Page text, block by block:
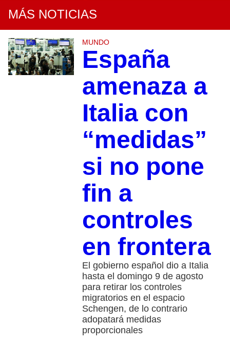
MÁS NOTICIAS
MUNDO
España
amenaza a
Italia con
“medidas”
si no pone
fin a
controles
en frontera
El gobierno español dio a Italia
hasta el domingo 9 de agosto
para retirar los controles
migratorios en el espacio
Schengen, de lo contrario
adopatará medidas
proporcionales